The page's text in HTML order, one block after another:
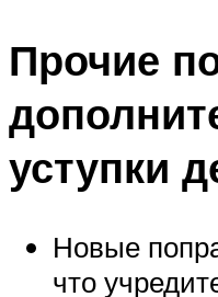
Прочие
уступки
Новые
что